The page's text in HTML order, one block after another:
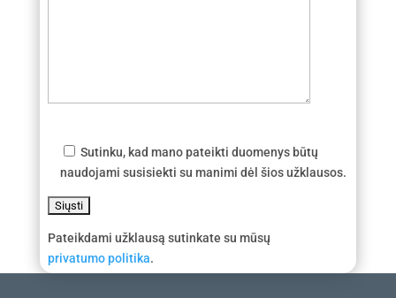
Sutinku, kad mano pateikti duomenys būtų
naudojami susisiekti su manimi dėl šios užklausos.
Pateikdami užklausą sutinkate su mūsų
privatumo politika.